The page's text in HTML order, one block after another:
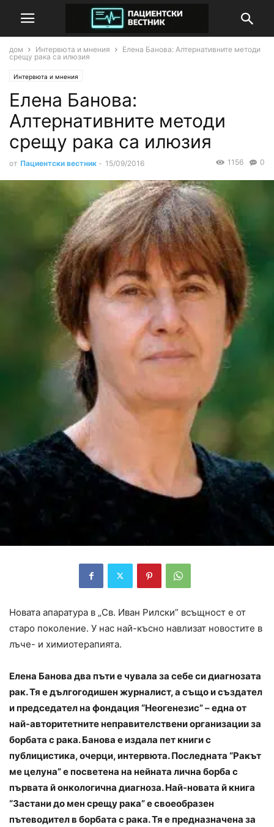
дом Интервюта и мнения
Елена Банова: Алтернативните методи
срещу рака са илюзия
Интервюта и мнения
Елена Банова:
Алтернативните методи
срещу рака са илюзия
от Пациентски вестник - 15/09/2016 0
1156
Новата апаратура в „Св. Иван Рилски” всъщност е от
старо поколение. У нас най-късно навлизат новостите в
лъче- и химиотерапията.
Елена Банова два пъти е чувала за себе си диагнозата
рак. Тя е дългогодишен журналист, а също и създател
и председател на фондация “Неогенезис” – една от
най-авторитетните неправителствени организации за
борбата с рака. Банова е издала пет книги с
публицистика, очерци, интервюта. Последната “Ракът
ме целуна” е посветена на нейната лична борба с
първата й онкологична диагноза. Най-новата й книга
“Застани до мен срещу рака” е своеобразен
пътеводител в борбата с рака. Тя е предназначена за